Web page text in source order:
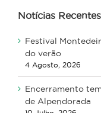
Notícias Recentes
Festival
do verão
4 Agosto, 2026
Encerramento
de Alpendorada